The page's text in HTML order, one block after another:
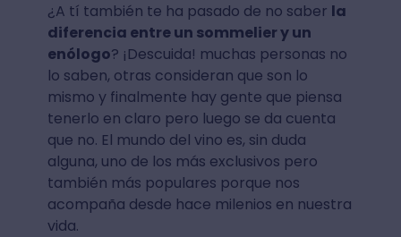
¿A tí también te ha pasado de no saber la
diferencia entre un sommelier y un
enólogo? ¡Descuida! muchas personas no
lo saben, otras consideran que son lo
mismo y finalmente hay gente que piensa
tenerlo en claro pero luego se da cuenta
que no. El mundo del vino es, sin duda
alguna, uno de los más exclusivos pero
también más populares porque nos
acompaña desde hace milenios en nuestra
vida.